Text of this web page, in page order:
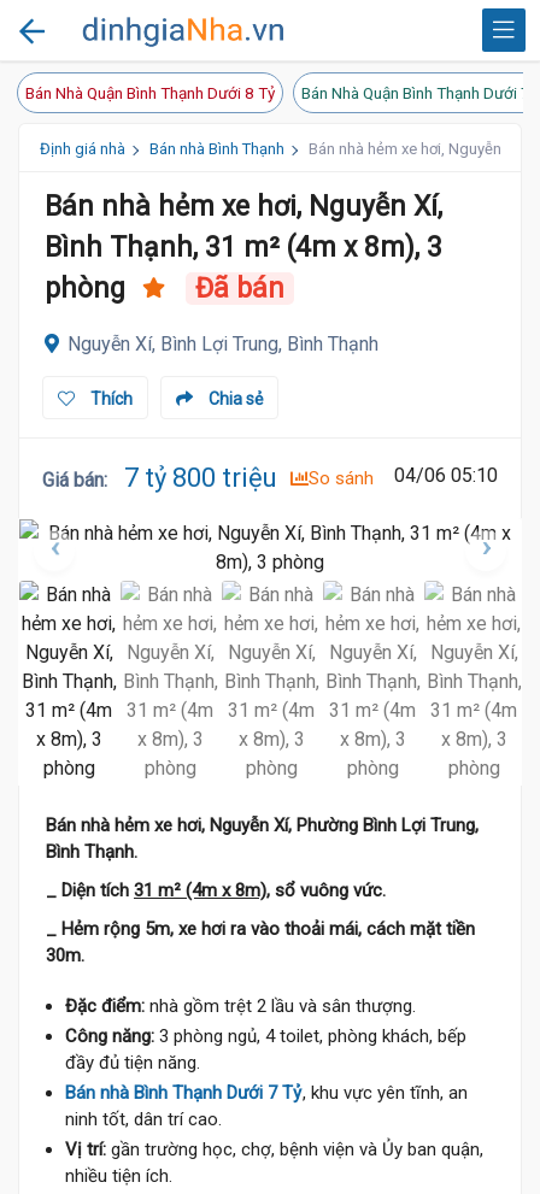
Bán Nhà Quận Bình Thạnh Dưới 8 Tỷ Bán Nhà Quận Bình Thạnh Dưới 7
Định giá nhà Bán nhà Bình Thạnh Bán nhà hẻm xe hơi, Nguyễn Xí,
Bán nhà hẻm xe hơi, Nguyễn Xí,
Bình Thạnh, 31 m² (4m x 8m), 3
phòng
Đã bán
Nguyễn Xí, Bình Lợi Trung, Bình Thạnh
Chia sẻ
Thích
Giá bán: 7 tỷ 800 triệu So sánh 04/06 05:10
Bán nhà hẻm xe hơi, Nguyễn Xí, Phường Bình Lợi Trung,
Bình Thạnh.
_ Diện tích 31 m² (4m x 8m), sổ vuông vức.
_ Hẻm rộng 5m, xe hơi ra vào thoải mái, cách mặt tiền
30m.
Đặc điểm: nhà gồm trệt 2 lầu và sân thượng.
Công năng: 3 phòng ngủ, 4 toilet, phòng khách, bếp
đầy đủ tiện năng.
Bán nhà Bình Thạnh Dưới 7 Tỷ, khu vực yên tĩnh, an
ninh tốt, dân trí cao.
Vị trí: gần trường học, chợ, bệnh viện và Ủy ban quận,
nhiều tiện ích.